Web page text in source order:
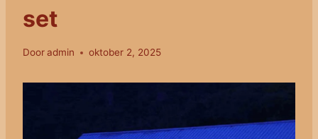
set
Dooradmin oktober 2, 2025